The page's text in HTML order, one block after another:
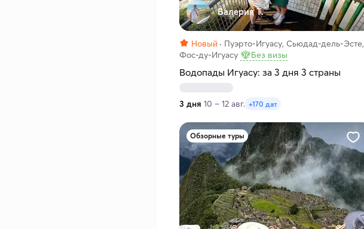
Валерия Т.
Новый
Пуэрто-Игуасу, Сьюдад-дель-Эсте,
Фос-ду-Игуасу
Без визы
Водопады Игуасу: за 3 дня 3 страны
3 дня 10 – 12 авг. +170 дат
Обзорные туры